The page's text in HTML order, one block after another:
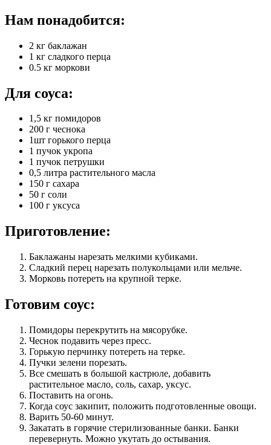
Нам понадобится:
2 кг баклажан
1 кг сладкого перца
0.5 кг моркови
Для соуса:
1,5 кг помидоров
200 г чеснока
1шт горького перца
1 пучок укропа
1 пучок петрушки
0,5 литра растительного масла
150 г сахара
50 г соли
100 г уксуса
Приготовление:
Баклажаны нарезать мелкими кубиками.
Сладкий перец нарезать полукольцами или мельче.
Морковь потереть на крупной терке.
Готовим соус:
Помидоры перекрутить на мясорубке.
Чеснок подавить через пресс.
Горькую перчинку потереть на терке.
Пучки зелени порезать.
Все смешать в большой кастрюле, добавить
растительное масло, соль, сахар, уксус.
Поставить на огонь.
Когда соус закипит, положить подготовленные овощи.
Варить 50-60 минут.
Закатать в горячие стерилизованные банки. Банки
перевернуть. Можно укутать до остывания.